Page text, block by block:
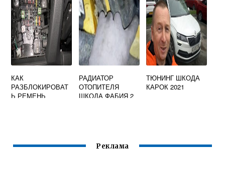
КАК
РАЗБЛОКИРОВАТ
Ь РЕМЕНЬ
РАДИАТОР
ОТОПИТЕЛЯ
ШКОДА ФАБИЯ 2
ТЮНИНГ ШКОДА
КАРОК 2021
Реклама